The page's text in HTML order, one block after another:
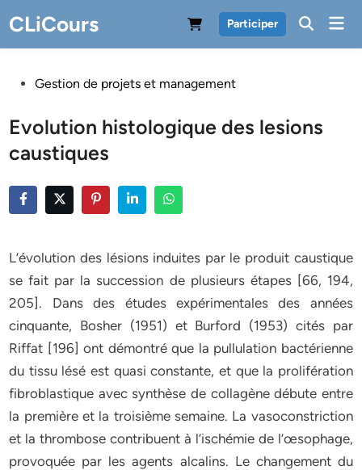
to
content
CLiCours Participer
PostedGestion de projets et management
Evolution histologique des lesions
caustiques
L’évolution des lésions induites par le produit caustique
se fait par la succession de plusieurs étapes [66, 194,
205]. Dans des études expérimentales des années
cinquante, Bosher (1951) et Burford (1953) cités par
Riffat [196] ont démontré que la pullulation bactérienne
du tissu lésé est quasi constante, et que la prolifération
fibroblastique avec synthèse de collagène débute entre
la première et la troisième semaine. La vasoconstriction
et la thrombose contribuent à l’ischémie de l’œsophage,
provoquée par les agents alcalins. Le changement du